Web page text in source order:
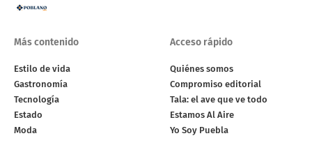
Más contenido
Estilo de vida
Gastronomía
Tecnología
Estado
Moda
Acceso rápido
Quiénes somos
Compromiso editorial
Tala: el ave que ve todo
Estamos Al Aire
Yo Soy Puebla